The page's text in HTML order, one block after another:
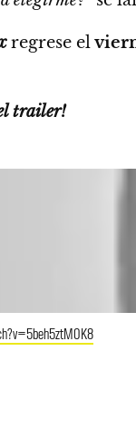
regrese el
trailer!